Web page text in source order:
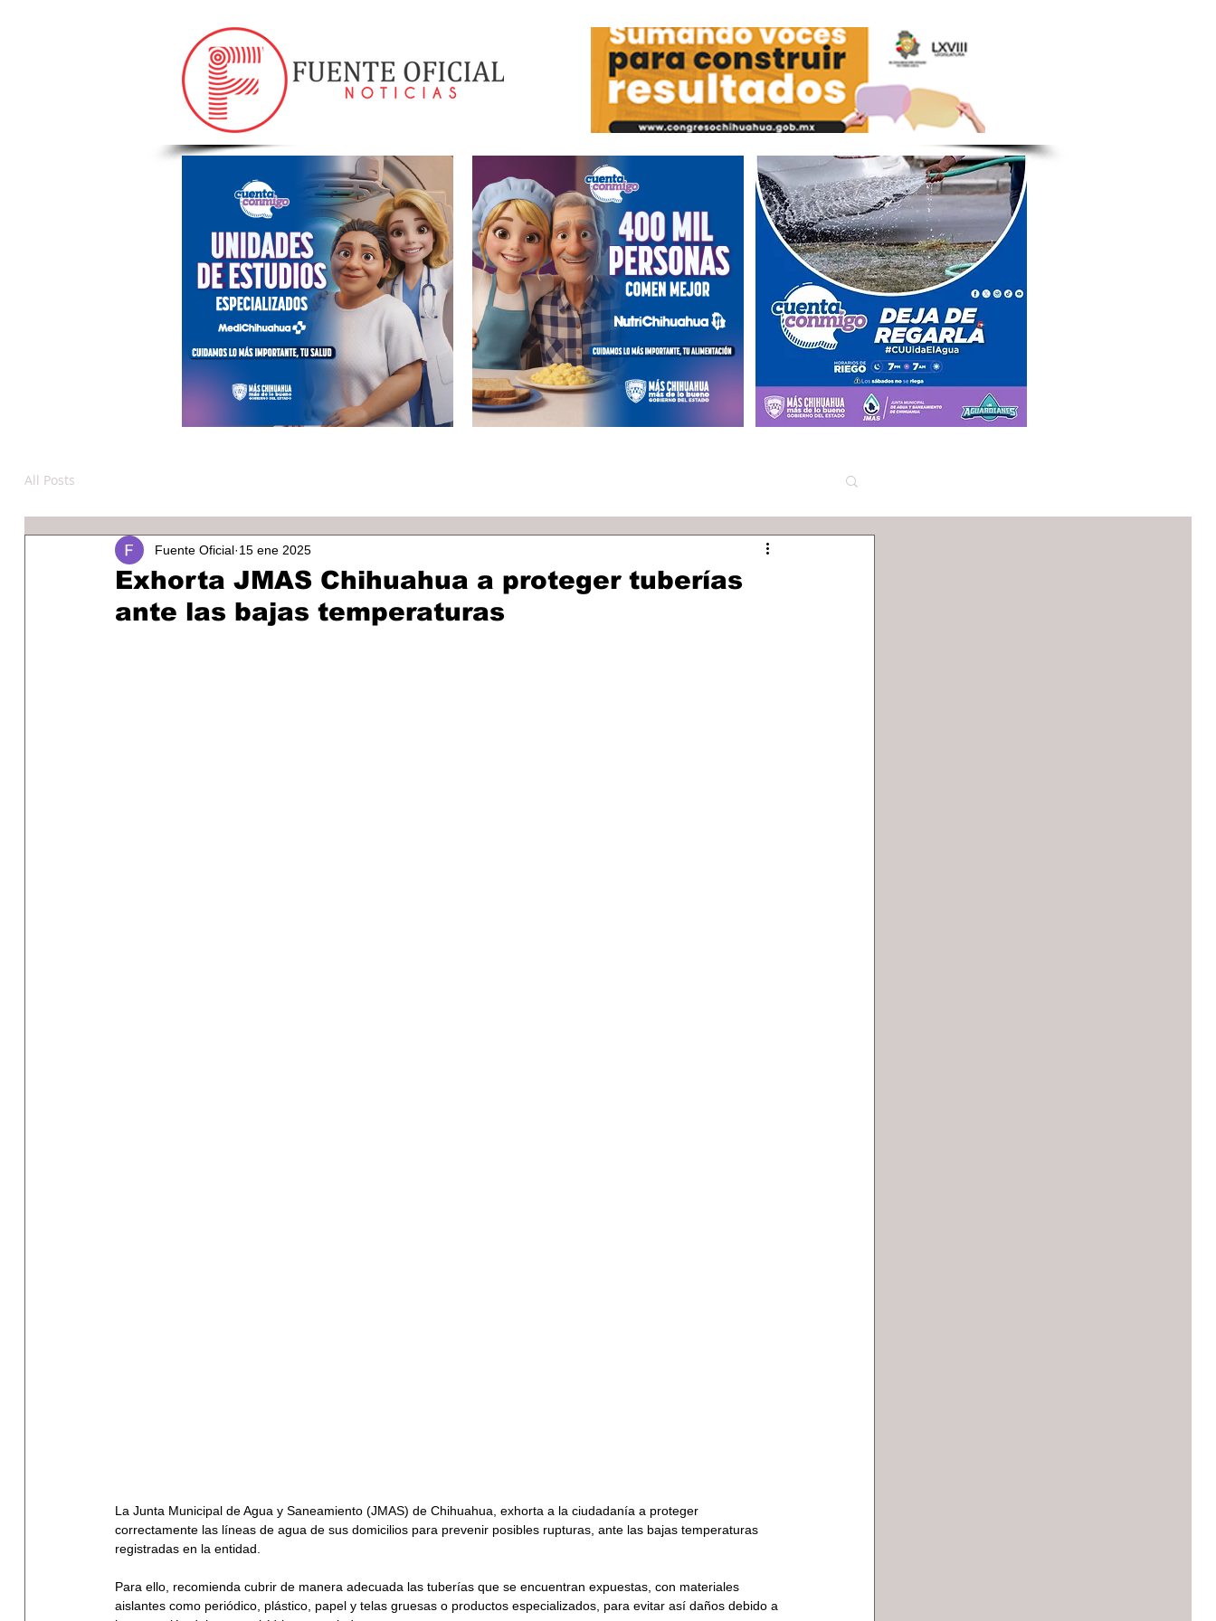
All Posts
Exhorta JMAS Chihuahua a proteger tuberías
ante las bajas temperaturas
Fuente Oficial 15 ene 2025
La Junta Municipal de Agua y Saneamiento (JMAS) de Chihuahua, exhorta a la ciudadanía a proteger
correctamente las líneas de agua de sus domicilios para prevenir posibles rupturas, ante las bajas temperaturas
registradas en la entidad.
Para ello, recomienda cubrir de manera adecuada las tuberías que se encuentran expuestas, con materiales
aislantes como periódico, plástico, papel y telas gruesas o productos especializados, para evitar así daños debido a